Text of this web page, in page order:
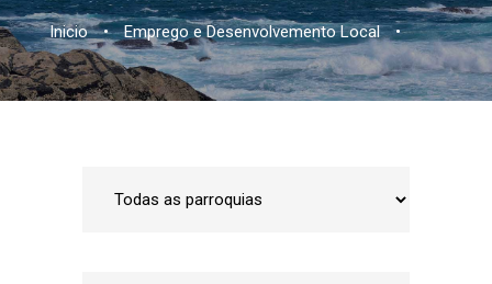
Inicio • Emprego e Desenvolvemento Local •